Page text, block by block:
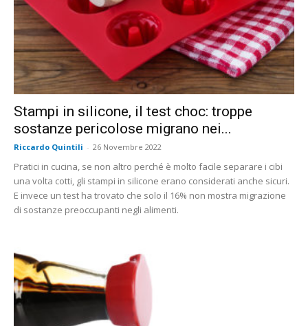
Stampi in silicone, il test choc: troppe
sostanze pericolose migrano nei...
Riccardo Quintili - 26 Novembre 2022
Pratici in cucina, se non altro perché è molto facile separare i cibi
una volta cotti, gli stampi in silicone erano considerati anche sicuri.
E invece un test ha trovato che solo il 16% non mostra migrazione
di sostanze preoccupanti negli alimenti.